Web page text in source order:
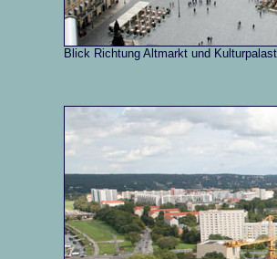
Blick Richtung Altmarkt und Kulturpalast